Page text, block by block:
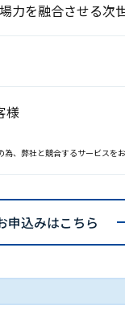
力を融合させる次
様
弊社と競合するサービスを
申込みはこちら